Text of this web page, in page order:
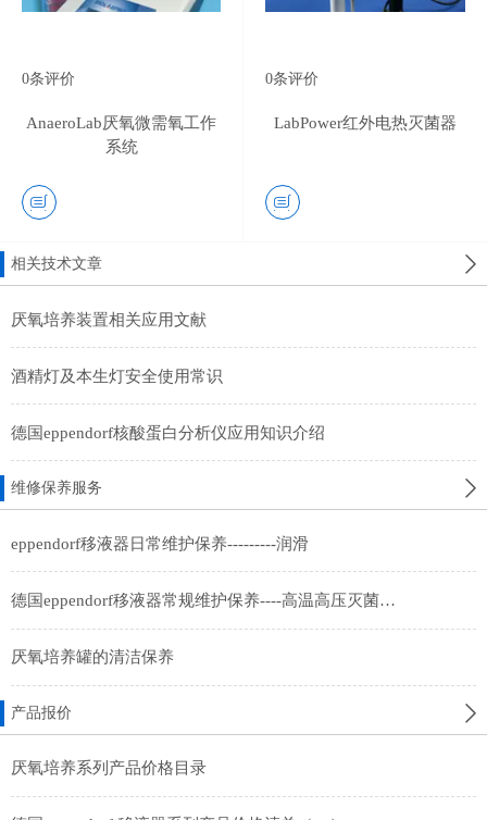
0条评价
AnaeroLab厌氧微需氧工作
系统
0条评价
LabPower红外电热灭菌器
相关技术文章
厌氧培养装置相关应用文献
酒精灯及本生灯安全使用常识
德国eppendorf核酸蛋白分析仪应用知识介绍
维修保养服务
eppendorf移液器日常维护保养---------润滑
德国eppendorf移液器常规维护保养----高温高压灭菌及紫外线照射灭菌
厌氧培养罐的清洁保养
产品报价
厌氧培养系列产品价格目录